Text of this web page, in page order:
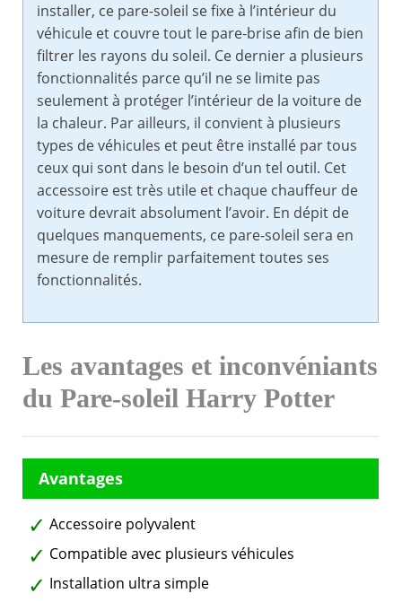
installer, ce pare-soleil se fixe à l’intérieur du
véhicule et couvre tout le pare-brise afin de bien
filtrer les rayons du soleil. Ce dernier a plusieurs
fonctionnalités parce qu’il ne se limite pas
seulement à protéger l’intérieur de la voiture de
la chaleur. Par ailleurs, il convient à plusieurs
types de véhicules et peut être installé par tous
ceux qui sont dans le besoin d’un tel outil. Cet
accessoire est très utile et chaque chauffeur de
voiture devrait absolument l’avoir. En dépit de
quelques manquements, ce pare-soleil sera en
mesure de remplir parfaitement toutes ses
fonctionnalités.
Les avantages et inconvéniants
du Pare-soleil Harry Potter
Accessoire polyvalent
Compatible avec plusieurs véhicules
Installation ultra simple